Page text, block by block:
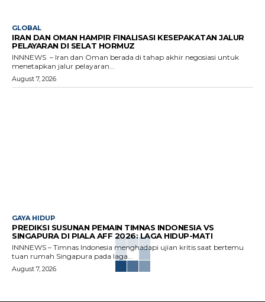
GLOBAL
IRAN DAN OMAN HAMPIR FINALISASI KESEPAKATAN JALUR
PELAYARAN DI SELAT HORMUZ
INNNEWS – Iran dan Oman berada di tahap akhir negosiasi untuk
menetapkan jalur pelayaran...
August 7, 2026
GAYA HIDUP
PREDIKSI SUSUNAN PEMAIN TIMNAS INDONESIA VS
SINGAPURA DI PIALA AFF 2026: LAGA HIDUP-MATI
INNNEWS – Timnas Indonesia menghadapi ujian kritis saat bertemu
tuan rumah Singapura pada laga...
August 7, 2026